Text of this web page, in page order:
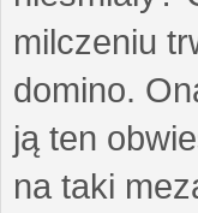
milczeniu
domino.
ją ten
na taki